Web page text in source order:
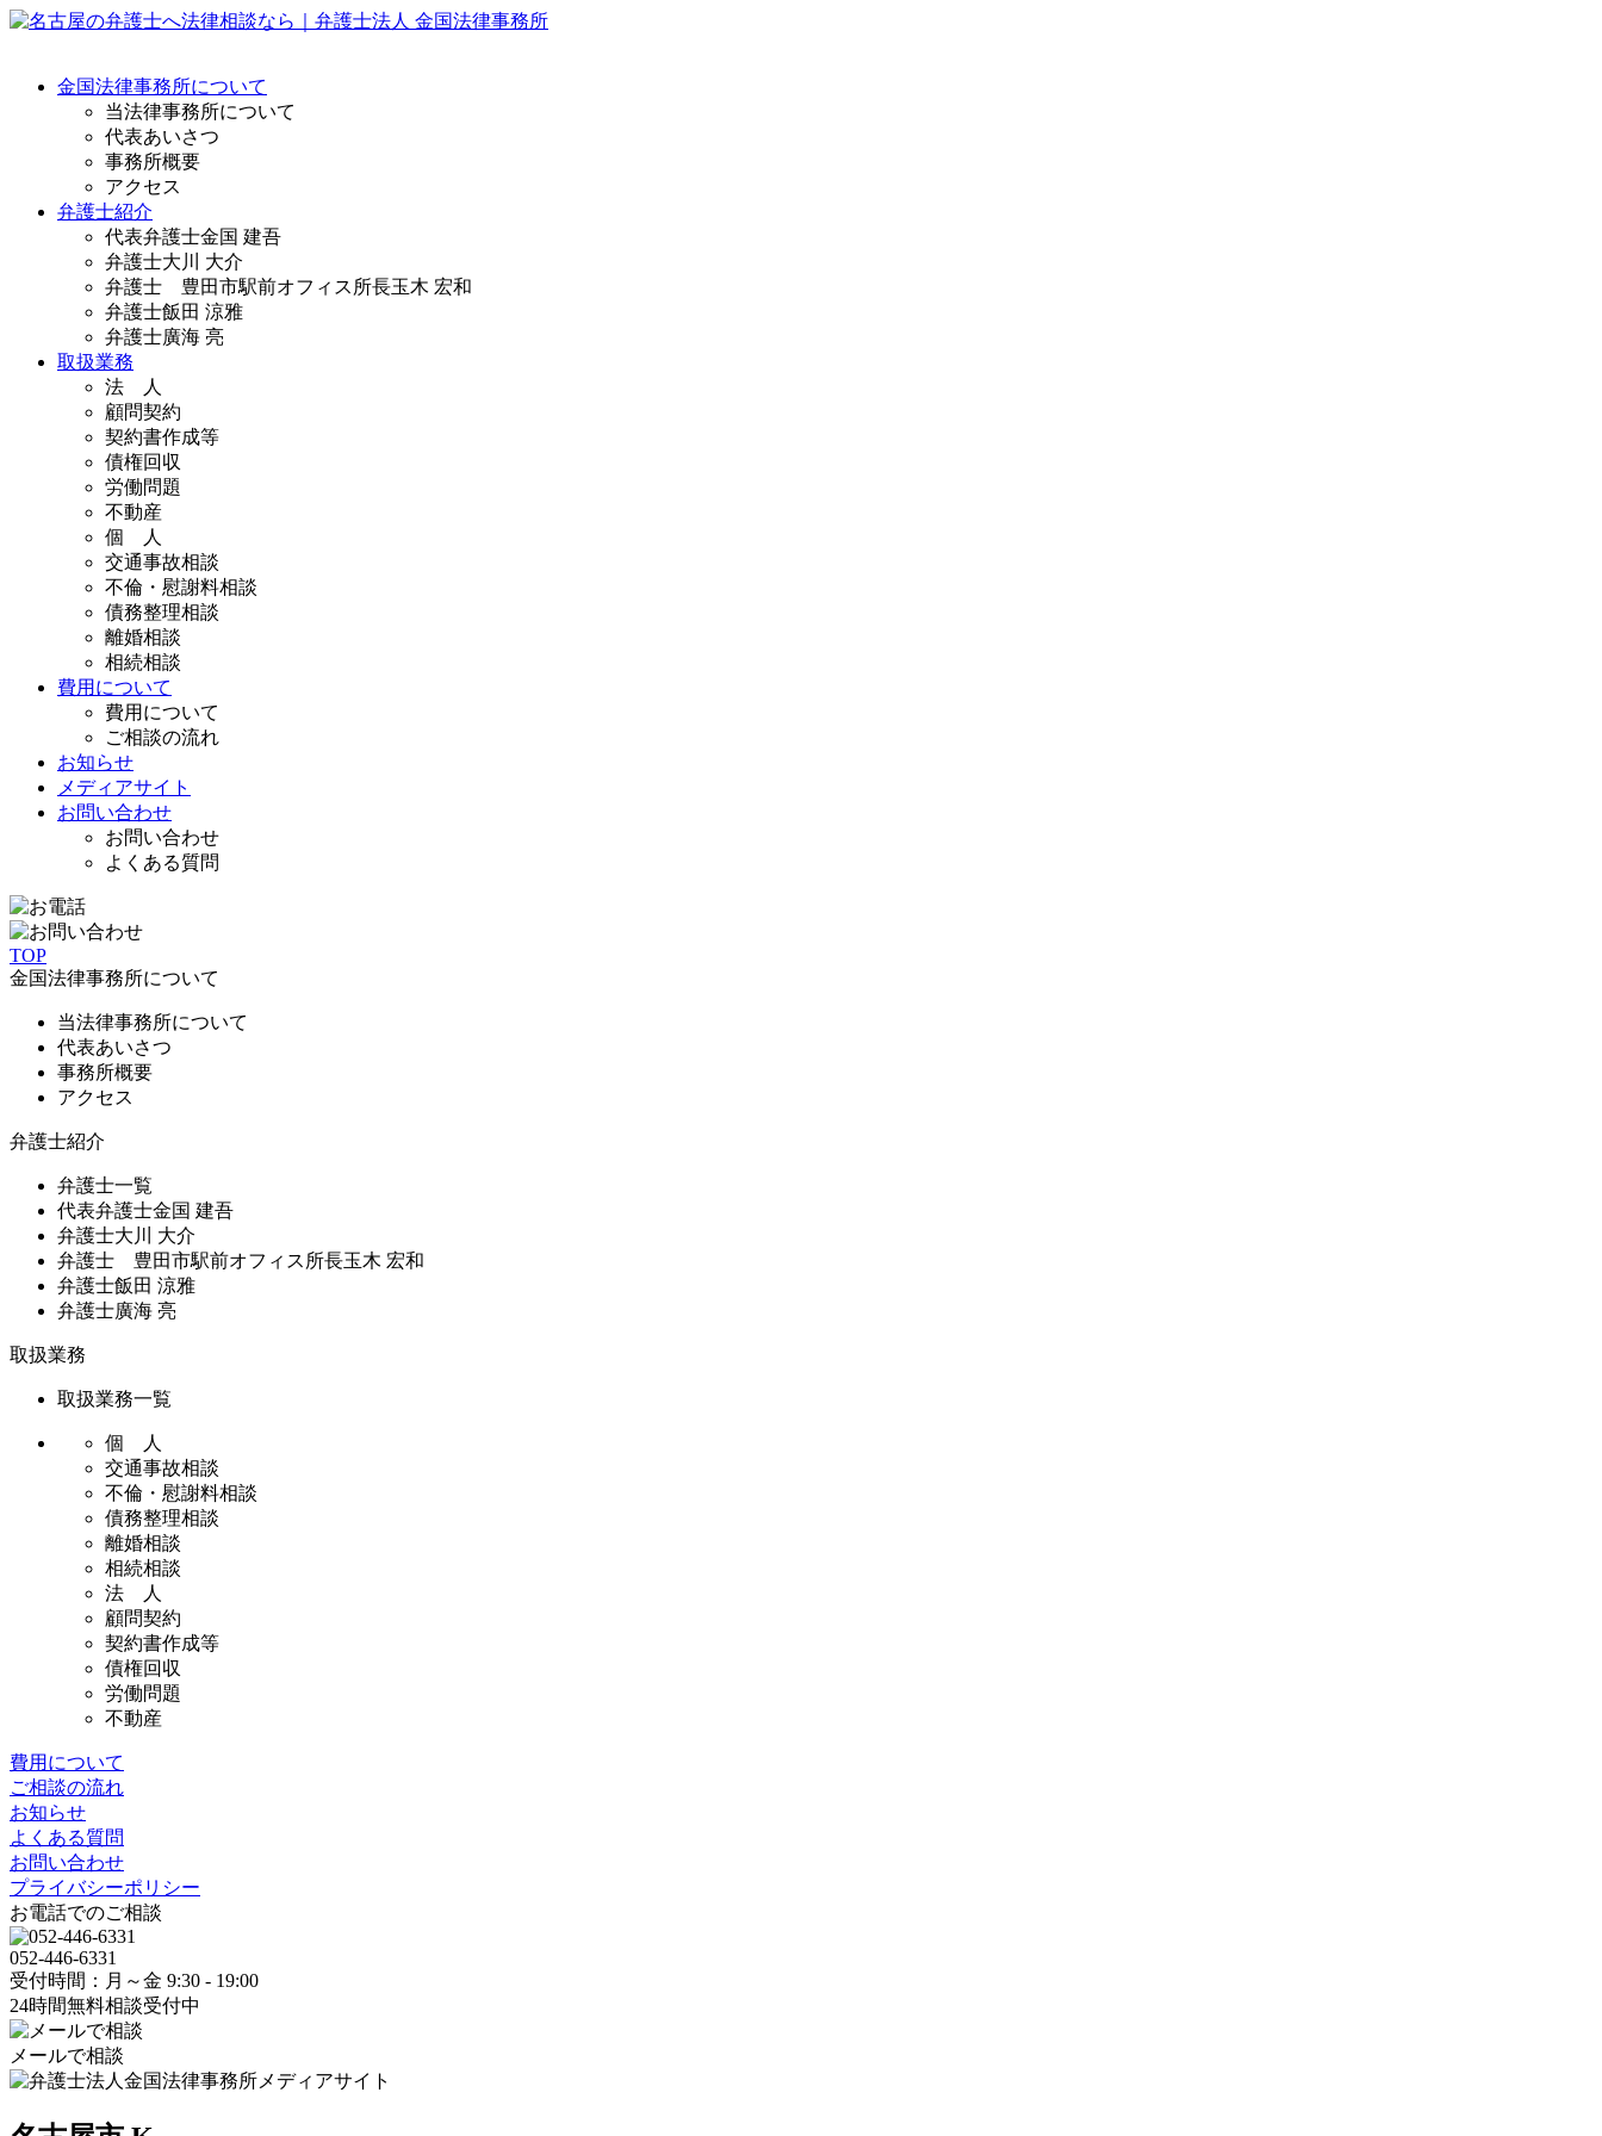
金国法律事務所について
当法律事務所について
代表あいさつ
事務所概要
アクセス
弁護士紹介
代表弁護士金国 建吾
弁護士大川 大介
弁護士 豊田市駅前オフィス所長玉木 宏和
弁護士飯田 涼雅
弁護士廣海 亮
取扱業務
法 人
顧問契約
契約書作成等
債権回収
労働問題
不動産
個 人
交通事故相談
不倫・慰謝料相談
債務整理相談
離婚相談
相続相談
費用について
費用について
ご相談の流れ
お知らせ
メディアサイト
お問い合わせ
お問い合わせ
よくある質問
TOP
金国法律事務所について
当法律事務所について
代表あいさつ
事務所概要
アクセス
弁護士紹介
弁護士一覧
代表弁護士金国 建吾
弁護士大川 大介
弁護士 豊田市駅前オフィス所長玉木 宏和
弁護士飯田 涼雅
弁護士廣海 亮
取扱業務
取扱業務一覧
個 人
交通事故相談
不倫・慰謝料相談
債務整理相談
離婚相談
相続相談
法 人
顧問契約
契約書作成等
債権回収
労働問題
不動産
費用について
ご相談の流れ
お知らせ
よくある質問
お問い合わせ
プライバシーポリシー
お電話でのご相談
052-446-6331
受付時間：月～金 9:30 - 19:00
24時間無料相談受付中
メールで相談